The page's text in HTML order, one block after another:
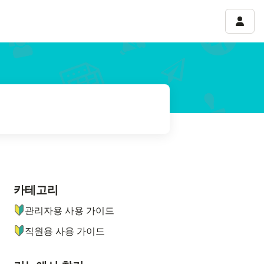
계정
ナビゲーションメニュー
카테고리
관리자용 사용 가이드
직원용 사용 가이드